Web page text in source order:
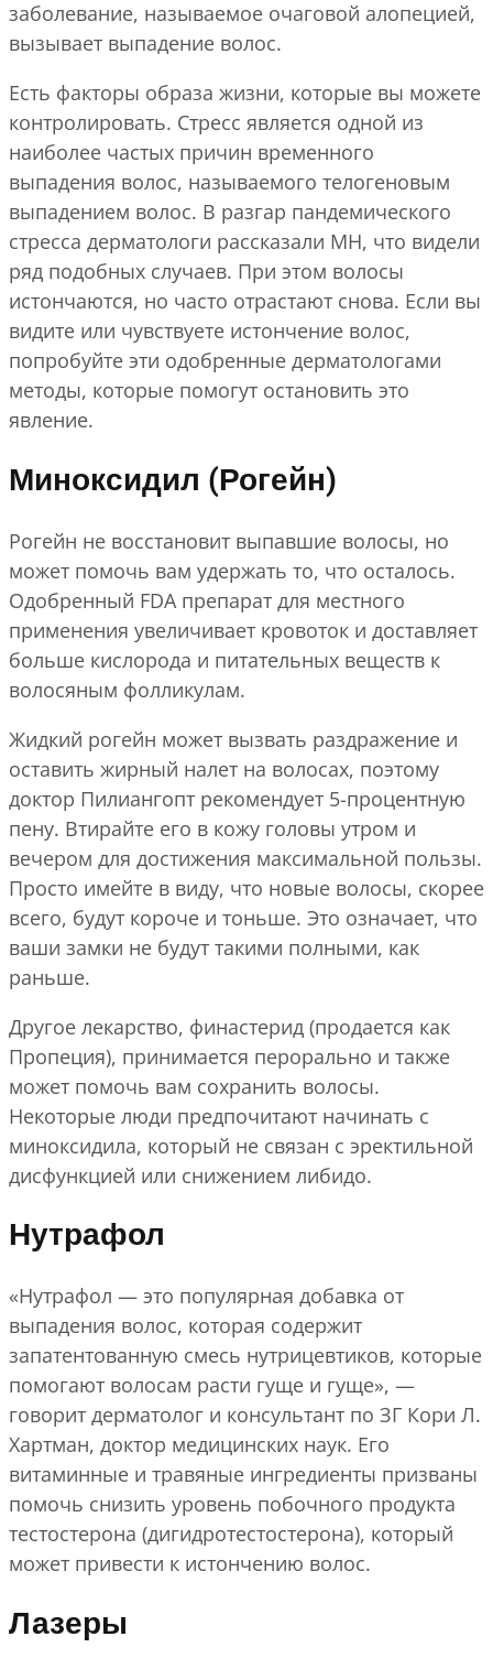
заболевание, называемое очаговой алопецией,
вызывает выпадение волос.
Есть факторы образа жизни, которые вы можете
контролировать. Стресс является одной из
наиболее частых причин временного
выпадения волос, называемого телогеновым
выпадением волос. В разгар пандемического
стресса дерматологи рассказали MH, что видели
ряд подобных случаев. При этом волосы
истончаются, но часто отрастают снова. Если вы
видите или чувствуете истончение волос,
попробуйте эти одобренные дерматологами
методы, которые помогут остановить это
явление.
Миноксидил (Рогейн)
Рогейн не восстановит выпавшие волосы, но
может помочь вам удержать то, что осталось.
Одобренный FDA препарат для местного
применения увеличивает кровоток и доставляет
больше кислорода и питательных веществ к
волосяным фолликулам.
Жидкий рогейн может вызвать раздражение и
оставить жирный налет на волосах, поэтому
доктор Пилиангопт рекомендует 5-процентную
пену. Втирайте его в кожу головы утром и
вечером для достижения максимальной пользы.
Просто имейте в виду, что новые волосы, скорее
всего, будут короче и тоньше. Это означает, что
ваши замки не будут такими полными, как
раньше.
Другое лекарство, финастерид (продается как
Пропеция), принимается перорально и также
может помочь вам сохранить волосы.
Некоторые люди предпочитают начинать с
миноксидила, который не связан с эректильной
дисфункцией или снижением либидо.
Нутрафол
«Нутрафол — это популярная добавка от
выпадения волос, которая содержит
запатентованную смесь нутрицевтиков, которые
помогают волосам расти гуще и гуще», —
говорит дерматолог и консультант по ЗГ Кори Л.
Хартман, доктор медицинских наук. Его
витаминные и травяные ингредиенты призваны
помочь снизить уровень побочного продукта
тестостерона (дигидротестостерона), который
может привести к истончению волос.
Лазеры